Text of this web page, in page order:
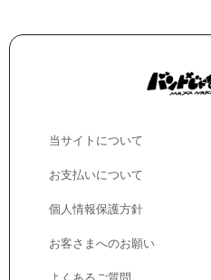
当サイトについて
お支払いについて
個人情報保護方針
お客さまへのお願い